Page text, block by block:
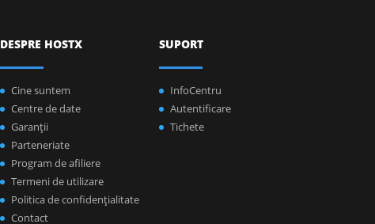
DESPRE HOSTX
Cine suntem
Centre de date
Garanţii
Parteneriate
Program de afiliere
Termeni de utilizare
Politica de confidenţialitate
Contact
SUPORT
InfoCentru
Autentificare
Tichete